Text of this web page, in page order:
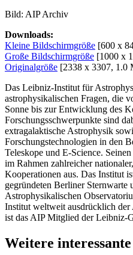
Bild: AIP Archiv
Downloads:
Kleine Bildschirmgröße [600 x
Große Bildschirmgröße [1000 x
Originalgröße [2338 x 3307, 1.0
Das Leibniz-Institut für
astrophysikalischen Fragen, die
Sonne bis zur Entwicklung des
Forschungsschwerpunkte sind
extragalaktische Astrophysik
Forschungstechnologien in den
Teleskope und E-Science.
im Rahmen zahlreicher
Kooperationen aus. Das Institut
gegründeten Berliner Sternwarte
Astrophysikalischen
Institut weltweit ausdrücklich
ist das AIP Mitglied der Leibniz-
Weitere